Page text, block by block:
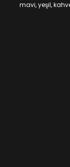
mavi, yeşil,